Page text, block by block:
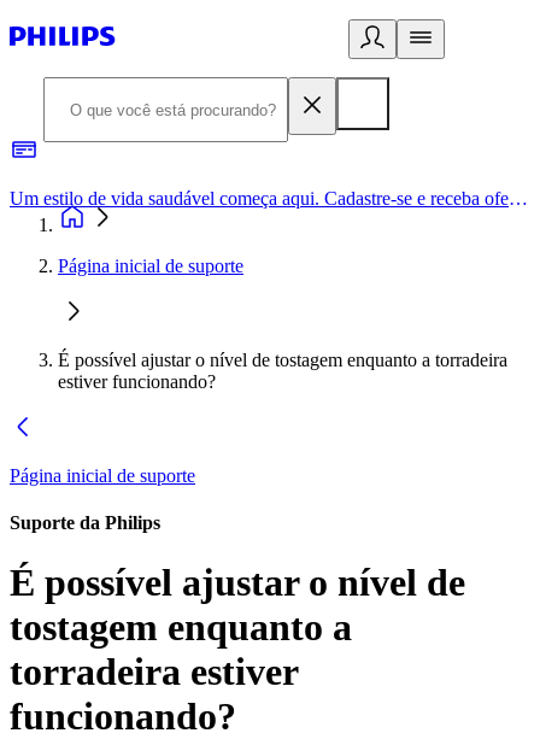
Um estilo de vida saudável começa aqui. Cadastre-se e receba ofertas exclusivas.
Página inicial de suporte
É possível ajustar o nível de tostagem enquanto a torradeira
estiver funcionando?
Página inicial de suporte
Suporte da Philips
É possível ajustar o nível de
tostagem enquanto a
torradeira estiver
funcionando?